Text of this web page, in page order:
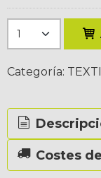
Categoría:
Costes